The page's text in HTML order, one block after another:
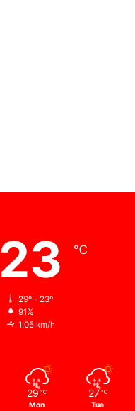
23 ℃
29º - 23º
91%
1.05 km/h
29 ℃
Mon
27 ℃
Tue